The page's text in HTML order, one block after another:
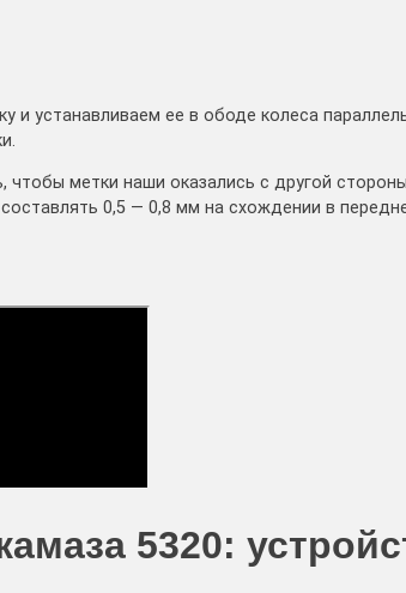
и устанавливаем ее в ободе колеса
чтобы метки наши оказались с другой
0,5 — 0,8 мм на схождении в
5320: